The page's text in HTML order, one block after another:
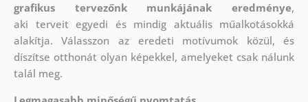
grafikus tervezőnk munkájának eredménye,
aki terveit egyedi és mindig aktuális műalkotásokká
alakítja. Válasszon az eredeti motívumok közül, és
díszítse otthonát olyan képekkel, amelyeket csak nálunk
talál meg.